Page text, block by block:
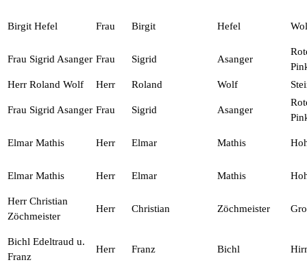
Birgit Hefel Frau Birgit Hefel
Frau Sigrid Asanger Frau Sigrid Asanger
Herr Roland Wolf
Herr Roland Wolf
Frau Sigrid Asanger Frau Sigrid Asanger
Elmar Mathis Herr Elmar Mathis
Elmar Mathis Herr Elmar Mathis
Herr Christian
Zöchmeister
Herr Christian Zöchmeister
Bichl Edeltraud u.
Franz
Herr Franz Bichl